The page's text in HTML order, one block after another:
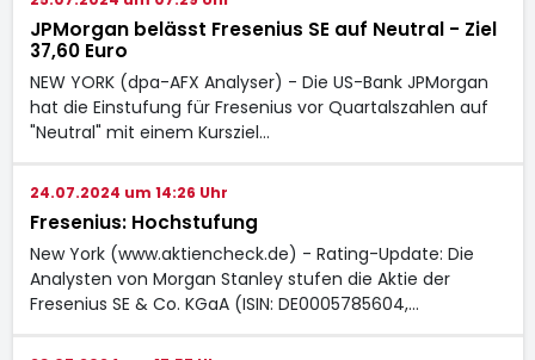
JPMorgan belässt Fresenius SE auf Neutral - Ziel
37,60 Euro
NEW YORK (dpa-AFX Analyser) - Die US-Bank JPMorgan
hat die Einstufung für Fresenius vor Quartalszahlen auf
"Neutral" mit einem Kursziel…
24.07.2024 um 14:26 Uhr
Fresenius: Hochstufung
New York (www.aktiencheck.de) - Rating-Update: Die
Analysten von Morgan Stanley stufen die Aktie der
Fresenius SE & Co. KGaA (ISIN: DE0005785604,…